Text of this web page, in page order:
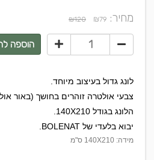
מחיר: ₪79
₪120
הוספה
לונג גדול בעיצוב מיוחד.
צבעי אולטרה זוהרים בחושך (באור
הלונג בגודל 140X210.
יבוא בלעדי של BOLENAT.
מידה: 140X210 ס"מ